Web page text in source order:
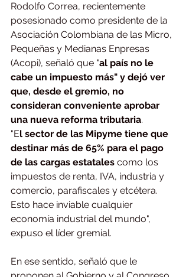
Rodolfo Correa, recientemente
posesionado como presidente de la
Asociación Colombiana de las Micro,
Pequeñas y Medianas Enpresas
(Acopi), señaló que "al país no le
cabe un impuesto más" y dejó ver
que, desde el gremio, no
consideran conveniente aprobar
una nueva reforma tributaria.
"El sector de las Mipyme tiene que
destinar más de 65% para el pago
de las cargas estatales como los
impuestos de renta, IVA, industria y
comercio, parafiscales y etcétera.
Esto hace inviable cualquier
economía industrial del mundo",
expuso el líder gremial.
En ese sentido, señaló que le